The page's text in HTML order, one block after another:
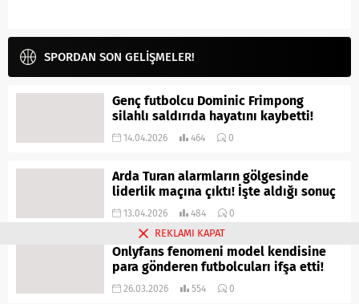
SPORDAN SON GELİŞMELER!
Genç futbolcu Dominic Frimpong
silahlı saldırıda hayatını kaybetti!
14.04.2026 464 0
Arda Turan alarmların gölgesinde
liderlik maçına çıktı! İşte aldığı sonuç
13.04.2026 484 0
Onlyfans fenomeni model kendisine
para gönderen futbolcuları ifşa etti!
26.03.2026 554 0
REKLAMI KAPAT